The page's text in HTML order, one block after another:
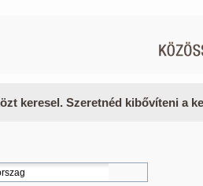
keresel. Szeretnéd kibővíteni a